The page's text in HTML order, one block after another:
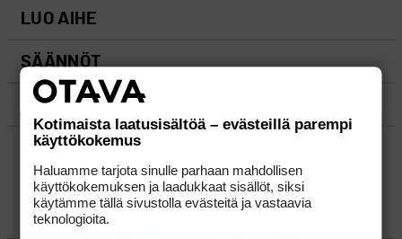
LUO AIHE
SÄÄNNÖT
OHJEET
UUSIMMAT VIESTIKETJUT
YLEISTÄ
Kotimaista laatusisältöä – evästeillä parempi
käyttökokemus
Haluamme tarjota sinulle parhaan mahdollisen
käyttökokemuksen ja laadukkaat sisällöt, siksi
käytämme tällä sivustolla evästeitä ja vastaavia
teknologioita.